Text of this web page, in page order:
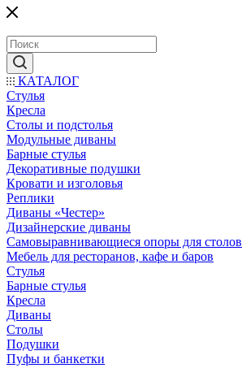
КАТАЛОГ
Стулья
Кресла
Столы и подстолья
Модульные диваны
Барные стулья
Декоративные подушки
Кровати и изголовья
Реплики
Диваны «Честер»
Дизайнерские диваны
Самовыравнивающиеся опоры для столов
Мебель для ресторанов, кафе и баров
Стулья
Барные стулья
Кресла
Диваны
Столы
Подушки
Пуфы и банкетки